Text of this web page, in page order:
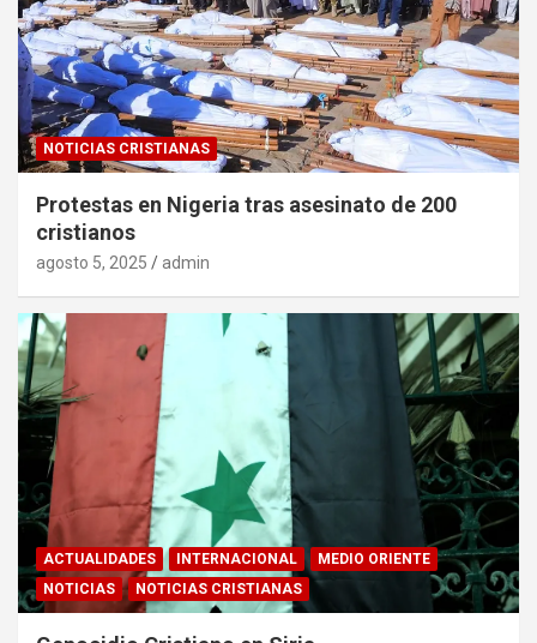
NOTICIAS CRISTIANAS
Protestas en Nigeria tras asesinato de 200
cristianos
agosto 5, 2025 admin
ACTUALIDADES INTERNACIONAL
MEDIO ORIENTE
NOTICIAS
NOTICIAS CRISTIANAS